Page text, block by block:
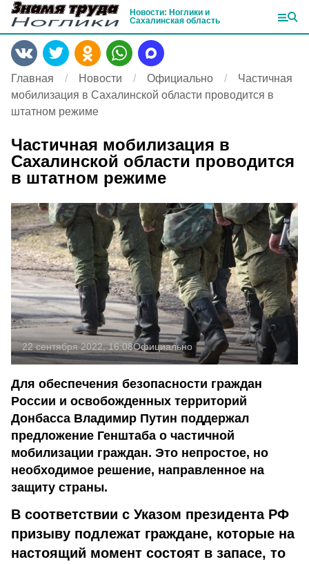
Новости: Ноглики и
Сахалинская область
Главная Новости Официально
Частичная
мобилизация в Сахалинской области проводится в
штатном режиме
Частичная мобилизация в
Сахалинской области проводится
в штатном режиме
22 сентября 2022, 16:08Официально
Для обеспечения безопасности граждан
России и освобожденных территорий
Донбасса Владимир Путин поддержал
предложение Генштаба о частичной
мобилизации граждан. Это непростое, но
необходимое решение, направленное на
защиту страны.
В соответствии с Указом президента РФ
призыву подлежат граждане, которые на
настоящий момент состоят в запасе, то